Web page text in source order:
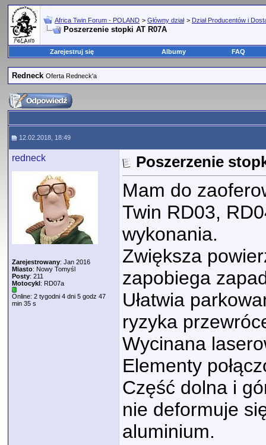
Africa Twin Forum - POLAND > Główny dział > Dział Producentów i
Poszerzenie stopki AT R07A
Zarejestruj się Albumy FAQ
Redneck Oferta Redneck'a
12.02.2018, 18:49
redneck
Zarejestrowany: Jan 2016
Miasto: Nowy Tomyśl
Posty: 211
Motocykl: RD07a
Online: 2 tygodni 4 dni 5 godz 47
min 35 s
Poszerzenie
Mam do
Twin RD03,
wykonania.
Zwiększa
zapobiega
Ułatwia
ryzyka
Wycinana
Elementy
Część dolna i
nie deformuje
aluminium.